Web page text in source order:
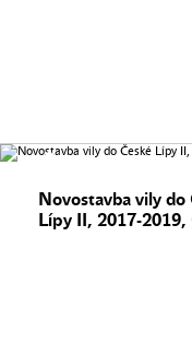
Novostavba vily do
Lípy II, 2017-2019,